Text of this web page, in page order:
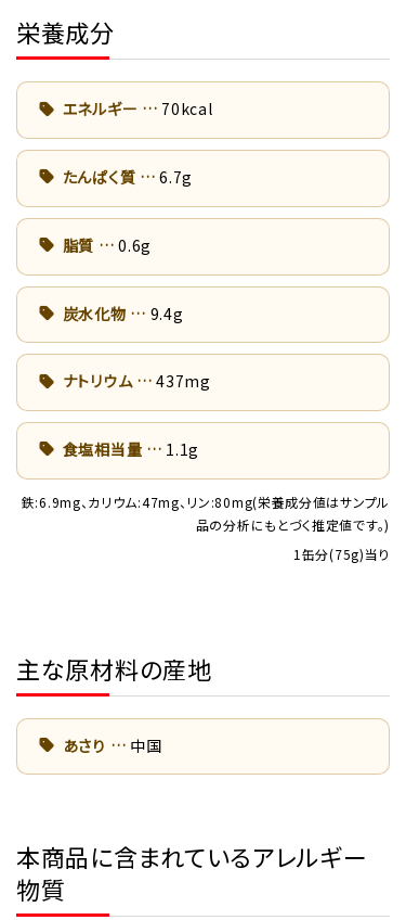
栄養成分
エネルギー 70kcal
たんぱく質 6.7g
脂質 0.6g
炭水化物 9.4g
ナトリウム 437mg
食塩相当量 1.1g
鉄:6.9mg、カリウム:47mg、リン:80mg(栄養成分値はサンプル
品の分析にもとづく推定値です。)
1缶分(75g)当り
主な原材料の産地
あさり 中国
本商品に含まれているアレルギー
物質